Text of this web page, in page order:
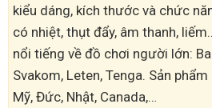
kiểu dáng, kích thước và chức
có nhiệt, thụt đẩy, âm thanh,
nổi tiếng về đồ chơi người lớn:
Svakom, Leten, Tenga. Sản
Mỹ, Đức, Nhật, Canada,…